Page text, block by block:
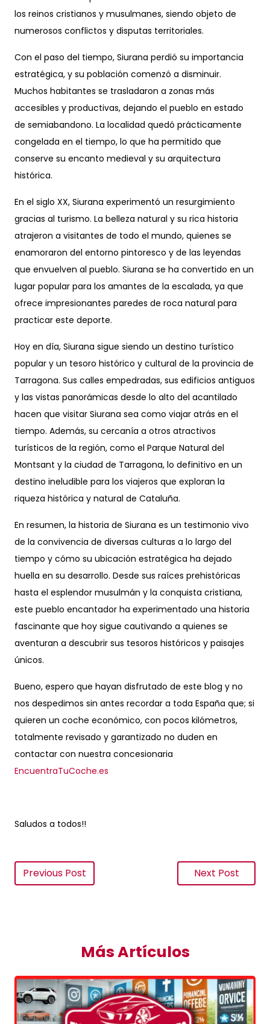
los reinos cristianos y musulmanes, siendo objeto de
numerosos conflictos y disputas territoriales.
Con el paso del tiempo, Siurana perdió su importancia
estratégica, y su población comenzó a disminuir.
Muchos habitantes se trasladaron a zonas más
accesibles y productivas, dejando el pueblo en estado
de semiabandono. La localidad quedó prácticamente
congelada en el tiempo, lo que ha permitido que
conserve su encanto medieval y su arquitectura
histórica.
En el siglo XX, Siurana experimentó un resurgimiento
gracias al turismo. La belleza natural y su rica historia
atrajeron a visitantes de todo el mundo, quienes se
enamoraron del entorno pintoresco y de las leyendas
que envuelven al pueblo. Siurana se ha convertido en un
lugar popular para los amantes de la escalada, ya que
ofrece impresionantes paredes de roca natural para
practicar este deporte.
Hoy en día, Siurana sigue siendo un destino turístico
popular y un tesoro histórico y cultural de la provincia de
Tarragona. Sus calles empedradas, sus edificios antiguos
y las vistas panorámicas desde lo alto del acantilado
hacen que visitar Siurana sea como viajar atrás en el
tiempo. Además, su cercanía a otros atractivos
turísticos de la región, como el Parque Natural del
Montsant y la ciudad de Tarragona, lo definitivo en un
destino ineludible para los viajeros que exploran la
riqueza histórica y natural de Cataluña.
En resumen, la historia de Siurana es un testimonio vivo
de la convivencia de diversas culturas a lo largo del
tiempo y cómo su ubicación estratégica ha dejado
huella en su desarrollo. Desde sus raíces prehistóricas
hasta el esplendor musulmán y la conquista cristiana,
este pueblo encantador ha experimentado una historia
fascinante que hoy sigue cautivando a quienes se
aventuran a descubrir sus tesoros históricos y paisajes
únicos.
Bueno, espero que hayan disfrutado de este blog y no
nos despedimos sin antes recordar a toda España que; si
quieren un coche económico, con pocos kilómetros,
totalmente revisado y garantizado no duden en
contactar con nuestra concesionaria
EncuentraTuCoche.es
Saludos a todos!!
Previous Post Next Post
Más Artículos